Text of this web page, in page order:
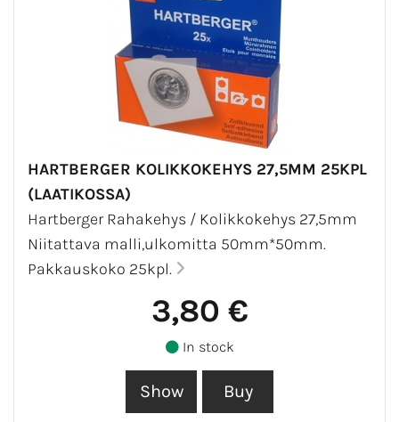
HARTBERGER KOLIKKOKEHYS 27,5MM 25KPL
(LAATIKOSSA)
Hartberger Rahakehys / Kolikkokehys 27,5mm
Niitattava malli,ulkomitta 50mm*50mm.
Pakkauskoko 25kpl.
3,80 €
In stock